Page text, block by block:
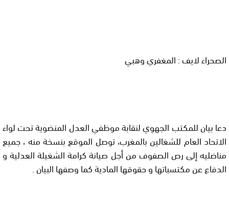
الصحراء لايف : المغفري وهبي
دعا بيان للمكتب الجهوي لنقابة موظفي العدل المنضوية تحت لواء
الاتحاد العام للشغالين بالمغرب، توصل الموقع بنسخة منه ، جميع
مناضليه إلى رص الصفوف من أجل صيانة كرامة الشغيلة العدلية و
الدفاع عن مكتسباتها و حقوقها المادية كما وصفها البيان .